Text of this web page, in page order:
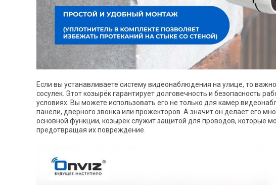
Если вы устанавливаете систему видеонаблюдения на улице, то
сосулек. Этот козырёк гарантирует долговечность и безопасность
условиях. Вы можете использовать его не только для камер
панели, дверного звонка или прожекторов. А значит он делает его
основной функции, козырёк служит защитой для проводов, которые
предотвращая их повреждение.